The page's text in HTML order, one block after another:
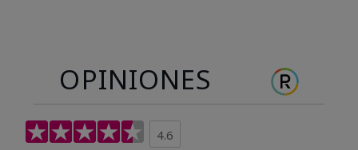
OPINIONES
4.6